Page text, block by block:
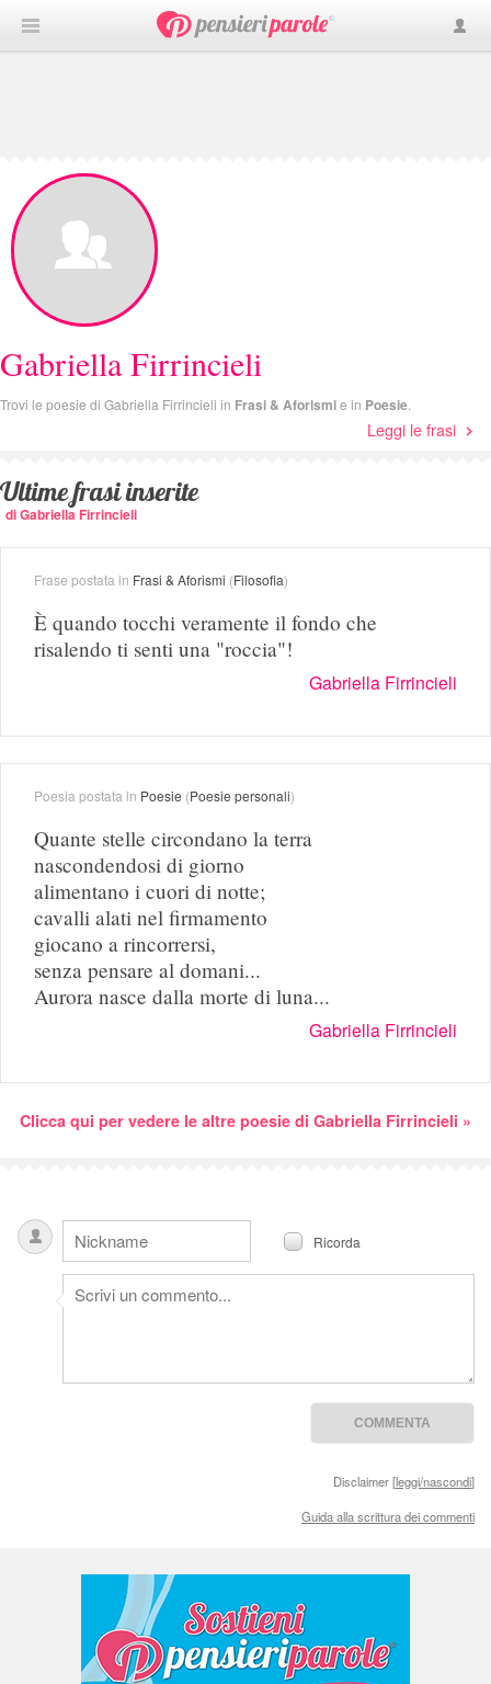
Gabriella Firrincieli
Trovi le poesie di Gabriella Firrincieli in Frasi & Aforismie in Poesie
Leggi le frasi
Ultime frasi inserite
di Gabriella Firrincieli
Frase postata in Frasi & Aforismi (Filosofia)
È quando tocchi veramente il fondo che
risalendo ti senti una "roccia"!
Gabriella Firrincieli
Poesia postata in Poesie (Poesie personali)
Quante stelle circondano la terra
nascondendosi di giorno
alimentano i cuori di notte;
cavalli alati nel firmamento
giocano a rincorrersi,
senza pensare al domani...
Aurora nasce dalla morte di luna...
Gabriella Firrincieli
Clicca qui per vedere le altre poesie di Gabriella Firrincieli »
Ricorda
Disclaimer [leggi/nascondi]
Guida alla scrittura dei commenti